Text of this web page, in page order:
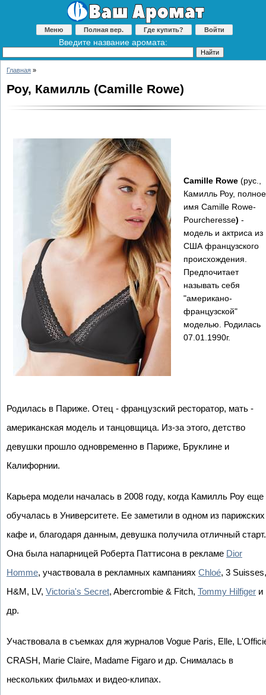
Меню Полная вер. Где купить? Войти
Введите название аромата:
Главная »
Роу, Камилль (Camille Rowe)
Camille Rowe (рус.,
Камилль Роу, полное
имя Camille Rowe-
Pourcheresse) -
модель и актриса из
США французского
происхождения.
Предпочитает
называть себя
"американо-
французской"
моделью. Родилась
07.01.1990г.
Родилась в Париже. Отец - французский ресторатор, мать -
американская модель и танцовщица. Из-за этого, детство
девушки прошло одновременно в Париже, Бруклине и
Калифорнии.
Карьера модели началась в 2008 году, когда Камилль Роу еще
обучалась в Университете. Ее заметили в одном из парижских
кафе и, благодаря данным, девушка получила отличный старт.
Она была напарницей Роберта Паттисона в рекламе Dior
Homme, участвовала в рекламных кампаниях Chloé, 3 Suisses,
H&M, LV, Victoria's Secret, Abercrombie & Fitch, Tommy Hilfiger и
др.
Участвовала в съемках для журналов Vogue Paris, Elle,
CRASH, Marie Claire, Madame Figaro и др. Снималась в
нескольких фильмах и видео-клипах.